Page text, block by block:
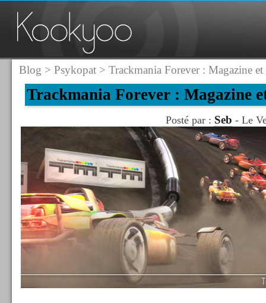
Blog > Psykopat> Trackmania Forever : Magazine et
Trackmania Forever : Magazine
Posté par : Seb - Le